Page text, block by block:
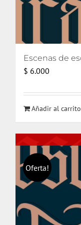
$ 6.000
Añadir al carrito
Oferta!